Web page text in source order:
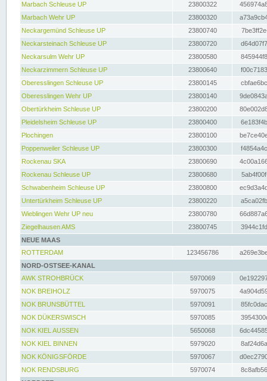
Marbach Schleuse UP
23800322
Marbach Wehr UP
23800320
Neckargemünd Schleuse UP
23800740
Neckarsteinach Schleuse UP
23800720
Neckarsulm Wehr UP
23800580
Neckarzimmern Schleuse UP
23800640
Oberesslingen Schleuse UP
23800145
Oberesslingen Wehr UP
23800140
Obertürkheim Schleuse UP
23800200
Pleidelsheim Schleuse UP
23800400
Plochingen
23800100
Poppenweiler Schleuse UP
23800300
Rockenau SKA
23800690
Rockenau Schleuse UP
23800680
Schwabenheim Schleuse UP
23800800
Untertürkheim Schleuse UP
23800220
Wieblingen Wehr UP neu
23800780
Ziegelhausen AMS
23800745
NEUE MAAS
ROTTERDAM
123456786
NORD-OSTSEE-KANAL
AWK STROHBRÜCK
5970069
NOK BREIHOLZ
5970075
NOK BRUNSBÜTTEL
5970091
NOK DÜKERSWISCH
5970085
NOK KIEL AUSSEN
5650068
NOK KIEL BINNEN
5979020
NOK KÖNIGSFÖRDE
5970067
NOK RENDSBURG
5970074